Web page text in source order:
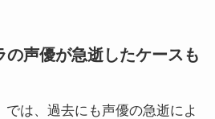
の声優が急逝したケースも
では、過去にも声優の急逝によ